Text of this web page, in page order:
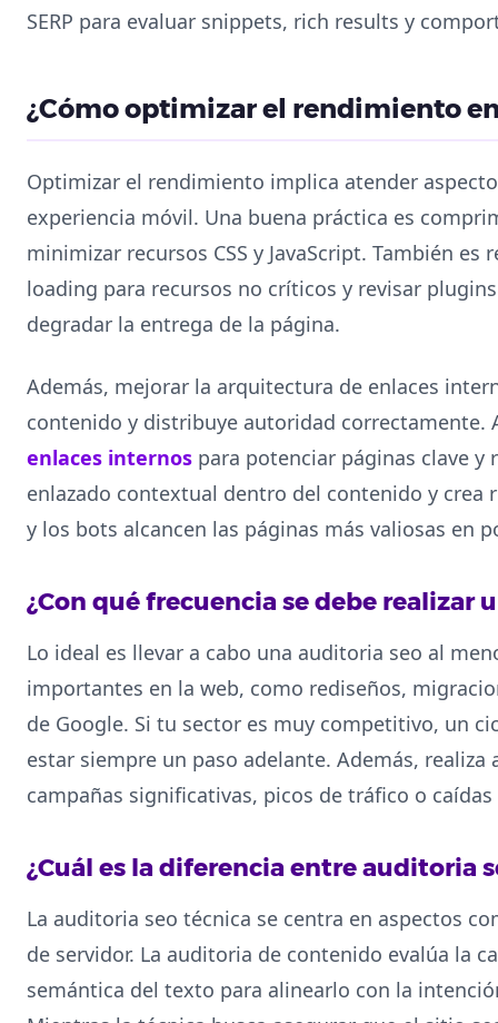
SERP para evaluar snippets, rich results y
¿Cómo optimizar el rendimiento
Optimizar el rendimiento implica atender
experiencia móvil. Una buena práctica es
minimizar recursos CSS y JavaScript. También
loading para recursos no críticos y revisar
degradar la entrega de la página.
Además, mejorar la arquitectura de enlaces
contenido y distribuye autoridad correctamente.
enlaces internos para potenciar páginas clave y
enlazado contextual dentro del contenido y crea
y los bots alcancen las páginas más valiosas en
¿Con qué frecuencia se debe realizar
Lo ideal es llevar a cabo una auditoria seo al
importantes en la web, como rediseños,
de Google. Si tu sector es muy competitivo, un
estar siempre un paso adelante. Además,
campañas significativas, picos de tráfico o
¿Cuál es la diferencia entre auditoria
La auditoria seo técnica se centra en aspectos
de servidor. La auditoria de contenido evalúa la
semántica del texto para alinearlo con la